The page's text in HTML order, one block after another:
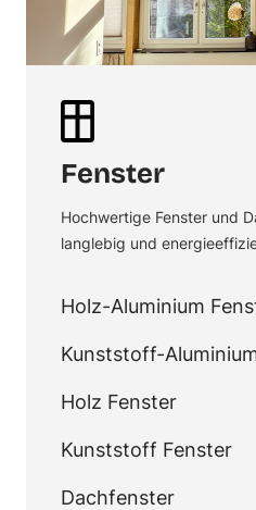
Fenster
Hochwertige Fenster und
langlebig und
Holz-Aluminium
Kunststoff-
Holz Fenster
Kunststoff Fenster
Dachfenster